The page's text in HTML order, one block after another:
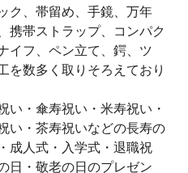
ク、帯留め、手鏡、万年
携帯ストラップ、コンパク
イフ、ペン立て、鍔、ツ
を数多く取りそろえており
い・傘寿祝い・米寿祝い・
い・茶寿祝いなどの長寿の
成人式・入学式・退職祝
日・敬老の日のプレゼン